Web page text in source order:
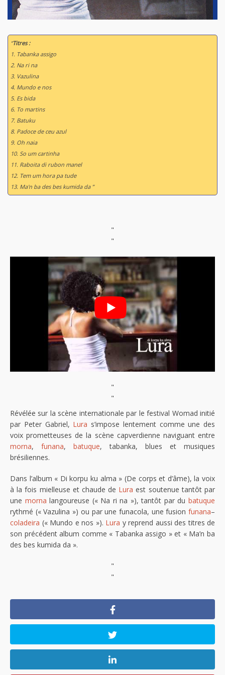
“Titres :
1. Tabanka assigo
2. Na ri na
3. Vazulina
4. Mundo e nos
5. Es bida
6. To martins
7. Batuku
8. Padoce de ceu azul
9. Oh naia
10. So um cartinha
11. Raboita di rubon manel
12. Tem um hora pa tude
13. Ma'n ba des bes kumida da ”
"
"
"
"
Révélée sur la scène internationale par le festival Womad initié
par Peter Gabriel, Lura s’impose lentement comme une des
voix prometteuses de la scène capverdienne naviguant entre
morna, funana, batuque, tabanka, blues et musiques
brésiliennes.
Dans l’album « Di korpu ku alma » (De corps et d’âme), la voix
à la fois mielleuse et chaude de Lura est soutenue tantôt par
une morna langoureuse (« Na ri na »), tantôt par dubatuque
rythmé (« Vazulina ») ou par une funacola, une fusion funana–
coladeira (« Mundo e nos »). Lura y reprend aussi des titres de
son précédent album comme « Tabanka assigo » et « Ma’n ba
des bes kumida da ».
"
"